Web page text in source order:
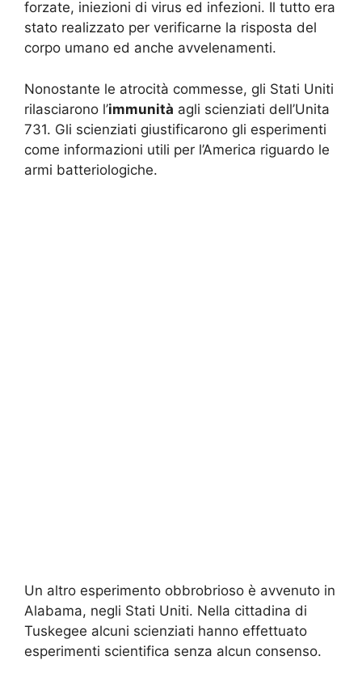
forzate, iniezioni di virus ed infezioni. Il tutto era
stato realizzato per verificarne la risposta del
corpo umano ed anche avvelenamenti.
Nonostante le atrocità commesse, gli Stati Uniti
rilasciarono l’immunità agli scienziati dell’Unita
731. Gli scienziati giustificarono gli esperimenti
come informazioni utili per l’America riguardo le
armi batteriologiche.
Un altro esperimento obbrobrioso è avvenuto in
Alabama, negli Stati Uniti. Nella cittadina di
Tuskegee alcuni scienziati hanno effettuato
esperimenti scientifica senza alcun consenso.